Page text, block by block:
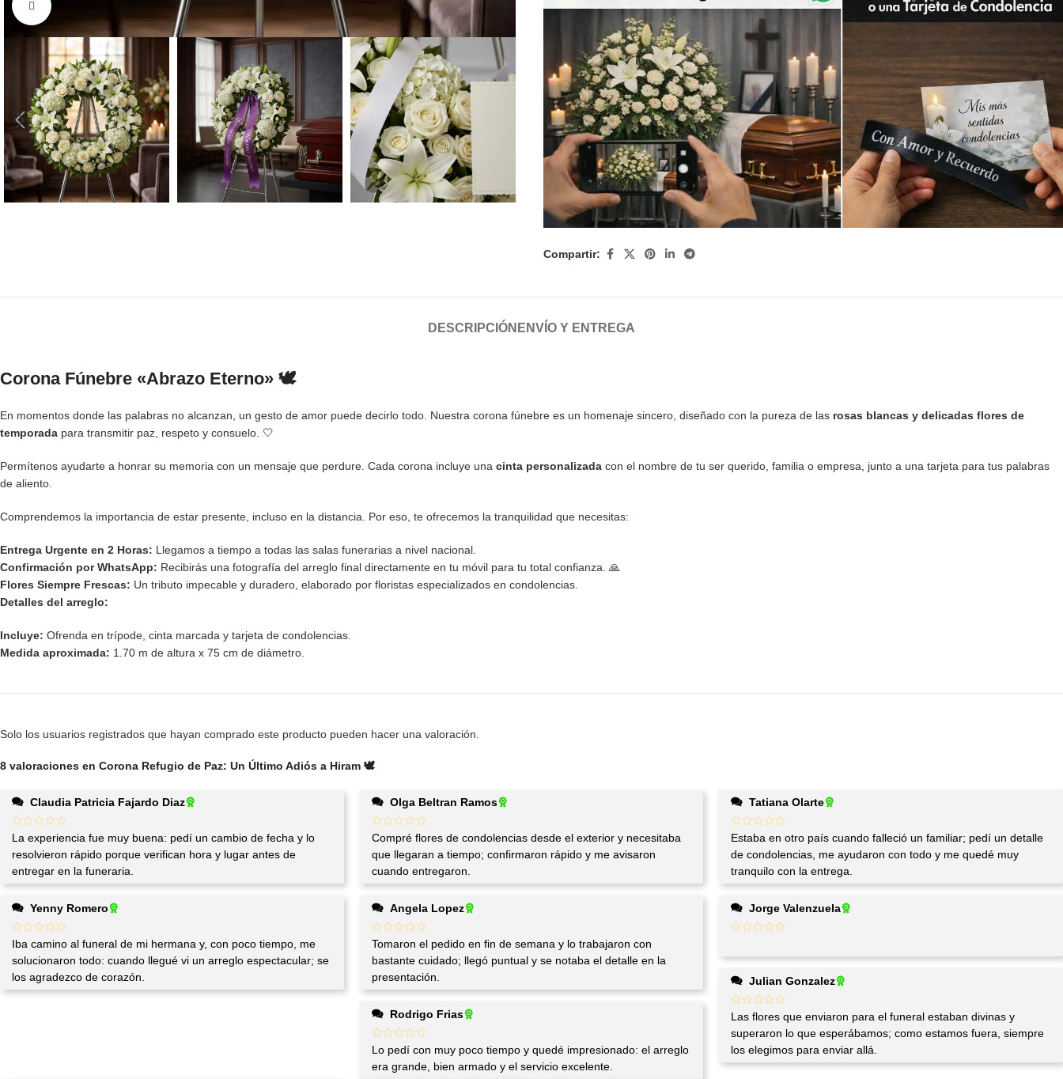
Compartir:
DESCRIPCIÓN ENVÍO Y ENTREGA
Corona Fúnebre «Abrazo Eterno» 🕊️
En momentos donde las palabras no alcanzan, un gesto de amor puede decirlo todo. Nuestra corona fúnebre es un homenaje sincero, diseñado con la pureza de las rosas blancas y delicadas flores de
temporada para transmitir paz, respeto y consuelo. 🤍
Permítenos ayudarte a honrar su memoria con un mensaje que perdure. Cada corona incluye una cinta personalizada con el nombre de tu ser querido, familia o empresa, junto a una tarjeta para tus palabras
de aliento.
Comprendemos la importancia de estar presente, incluso en la distancia. Por eso, te ofrecemos la tranquilidad que necesitas:
Entrega Urgente en 2 Horas: Llegamos a tiempo a todas las salas funerarias a nivel nacional.
Confirmación por WhatsApp: Recibirás una fotografía del arreglo final directamente en tu móvil para tu total confianza. 🙏
Flores Siempre Frescas: Un tributo impecable y duradero, elaborado por floristas especializados en condolencias.
Detalles del arreglo:
Incluye: Ofrenda en trípode, cinta marcada y tarjeta de condolencias.
Medida aproximada: 1.70 m de altura x 75 cm de diámetro.
8 valoraciones en Corona Refugio de Paz: Un Último Adiós a Hiram 🕊️
Claudia Patricia Fajardo Diaz
La experiencia fue muy buena: pedí un cambio de fecha y lo
resolvieron rápido porque verifican hora y lugar antes de
entregar en la funeraria.
Yenny Romero
Iba camino al funeral de mi hermana y, con poco tiempo, me
solucionaron todo: cuando llegué vi un arreglo espectacular; se
los agradezco de corazón.
Olga Beltran Ramos
Compré flores de condolencias desde el exterior y necesitaba
que llegaran a tiempo; confirmaron rápido y me avisaron
cuando entregaron.
Angela Lopez
Tomaron el pedido en fin de semana y lo trabajaron con
bastante cuidado; llegó puntual y se notaba el detalle en la
presentación.
Rodrigo Frias
Lo pedí con muy poco tiempo y quedé impresionado: el arreglo
era grande, bien armado y el servicio excelente.
Tatiana Olarte
Estaba en otro país cuando falleció un familiar; pedí un detalle
de condolencias, me ayudaron con todo y me quedé muy
tranquilo con la entrega.
Jorge Valenzuela
Julian Gonzalez
Las flores que enviaron para el funeral estaban divinas y
superaron lo que esperábamos; como estamos fuera, siempre
los elegimos para enviar allá.
Solo los usuarios registrados que hayan comprado este producto pueden hacer una valoración.